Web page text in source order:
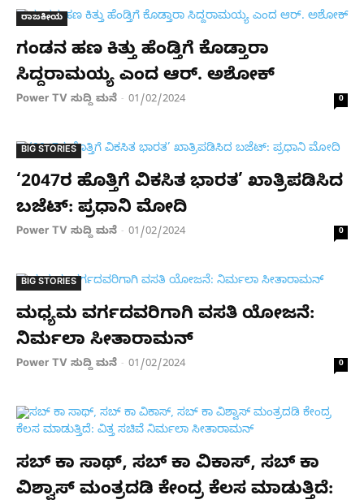
ರಾಜಕೀಯ
ಗಂಡನ ಹಣ ಕಿತ್ತು ಹೆಂಡ್ತಿಗೆ ಕೊಡ್ತಾರಾ
ಸಿದ್ದರಾಮಯ್ಯ ಎಂದ ಆರ್. ಅಶೋಕ್
Power TV ಸುದ್ದಿ ಮನೆ - 01/02/2024 0
BIG STORIES
‘2047ರ ಹೊತ್ತಿಗೆ ವಿಕಸಿತ ಭಾರತ’ ಖಾತ್ರಿಪಡಿಸಿದ
ಬಜೆಟ್‌: ಪ್ರಧಾನಿ ಮೋದಿ
Power TV ಸುದ್ದಿ ಮನೆ - 01/02/2024 0
BIG STORIES
ಮಧ್ಯಮ ವರ್ಗದವರಿಗಾಗಿ ವಸತಿ ಯೋಜನೆ:
ನಿರ್ಮಲಾ ಸೀತಾರಾಮನ್
Power TV ಸುದ್ದಿ ಮನೆ - 01/02/2024 0
ಸಬ್ ಕಾ ಸಾಥ್, ಸಬ್ ಕಾ ವಿಕಾಸ್, ಸಬ್ ಕಾ
ವಿಶ್ವಾಸ್ ಮಂತ್ರದಡಿ ಕೇಂದ್ರ ಕೆಲಸ ಮಾಡುತ್ತಿದೆ: